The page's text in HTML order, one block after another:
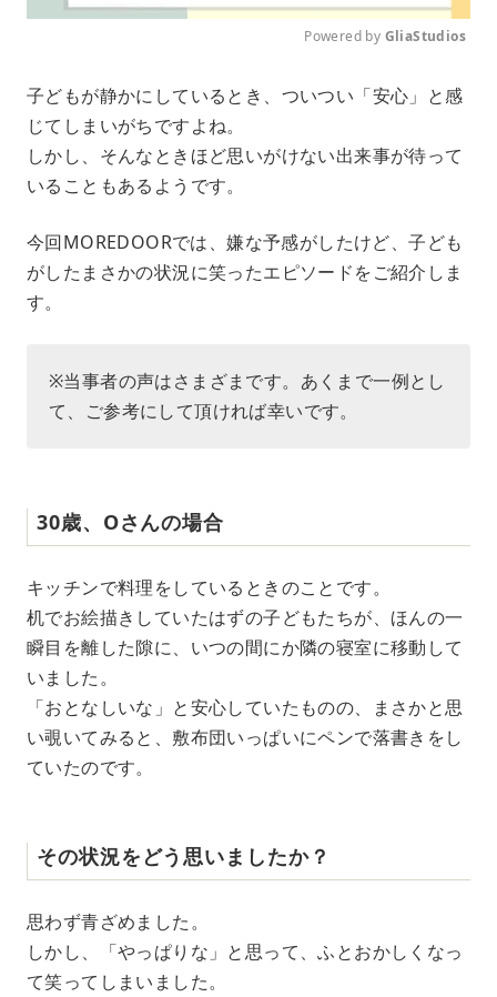
u
e
Powered by GliaStudios
子どもが静かにしているとき、ついつい「安心」と感
じてしまいがちですよね。
しかし、そんなときほど思いがけない出来事が待って
いることもあるようです。
今回MOREDOORでは、嫌な予感がしたけど、子ども
がしたまさかの状況に笑ったエピソードをご紹介しま
す。
※当事者の声はさまざまです。あくまで一例とし
て、ご参考にして頂ければ幸いです。
30歳、Oさんの場合
キッチンで料理をしているときのことです。
机でお絵描きしていたはずの子どもたちが、ほんの一
瞬目を離した隙に、いつの間にか隣の寝室に移動して
いました。
「おとなしいな」と安心していたものの、まさかと思
い覗いてみると、敷布団いっぱいにペンで落書きをし
ていたのです。
その状況をどう思いましたか？
思わず青ざめました。
しかし、「やっぱりな」と思って、ふとおかしくなっ
て笑ってしまいました。